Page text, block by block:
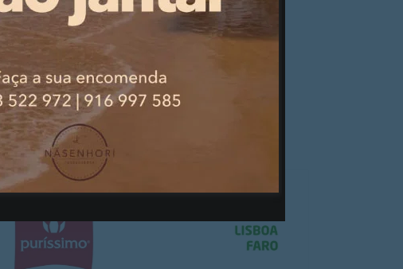
em conferência de imprensa.
o Gil Vicente, 10.º, com 22, na partida